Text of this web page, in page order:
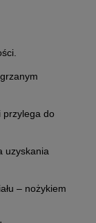
przylega do
uzyskania
– nożykiem